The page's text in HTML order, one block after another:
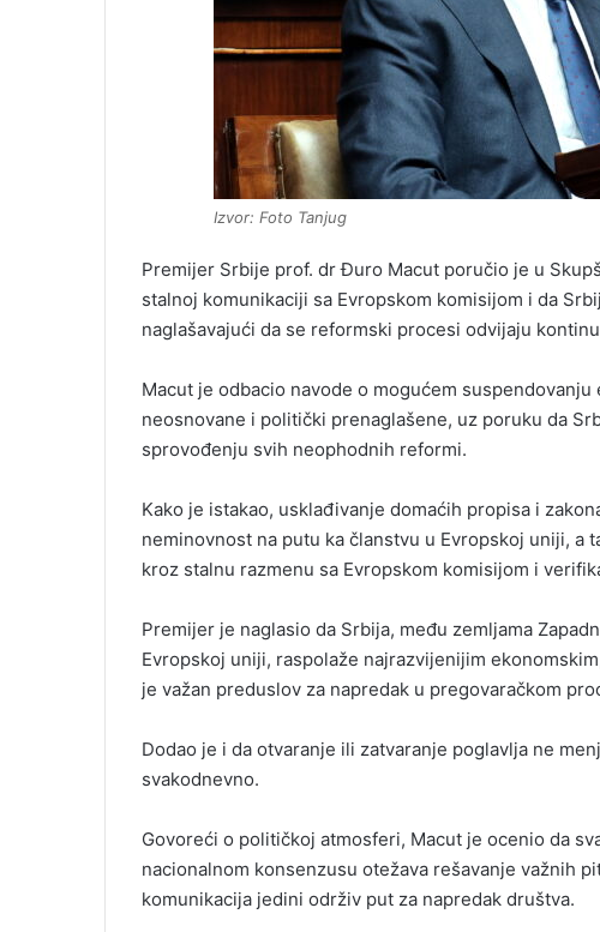
Izvor: Foto Tanjug
Premijer Srbije prof. dr Đuro Macut poručio je u
stalnoj komunikaciji sa Evropskom komisijom i da
naglašavajući da se reformski procesi odvijaju
Macut je odbacio navode o mogućem
neosnovane i politički prenaglašene, uz poruku da
sprovođenju svih neophodnih reformi.
Kako je istakao, usklađivanje domaćih propisa i
neminovnost na putu ka članstvu u Evropskoj uniji, a
kroz stalnu razmenu sa Evropskom komisijom i
Premijer je naglasio da Srbija, među zemljama
Evropskoj uniji, raspolaže najrazvijenijim
je važan preduslov za napredak u pregovaračkom
Dodao je i da otvaranje ili zatvaranje poglavlja ne
svakodnevno.
Govoreći o političkoj atmosferi, Macut je ocenio da
nacionalnom konsenzusu otežava rešavanje važnih
komunikacija jedini održiv put za napredak društva.